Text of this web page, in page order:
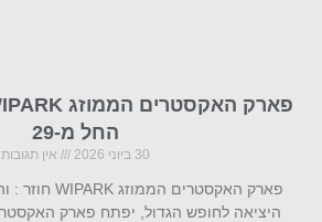
החל מ-29
30 ביוני 2026 אין תגובות